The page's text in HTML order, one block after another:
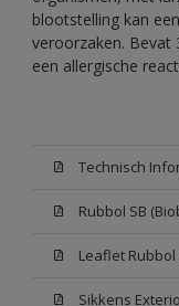
blootstelling kan
veroorzaken. Bevat
een allergische
Technisch
Rubbol SB
Leaflet Rubbol